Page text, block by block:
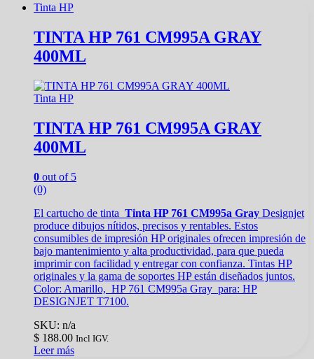
Tinta HP
TINTA HP 761 CM995A GRAY
400ML
Tinta HP
TINTA HP 761 CM995A GRAY
400ML
0 out of 5
(0)
El cartucho de tinta Tinta HP 761 CM995a Gray Designjet
produce dibujos nítidos, precisos y rentables. Estos
consumibles de impresión HP originales ofrecen impresión de
bajo mantenimiento y alta productividad, para que pueda
imprimir con facilidad y entregar con confianza. Tintas HP
originales y la gama de soportes HP están diseñados juntos.
Color: Amarillo, HP 761 CM995a Gray para: HP
DESIGNJET T7100.
SKU: n/a
$ 188.00 Incl IGV.
Leer más